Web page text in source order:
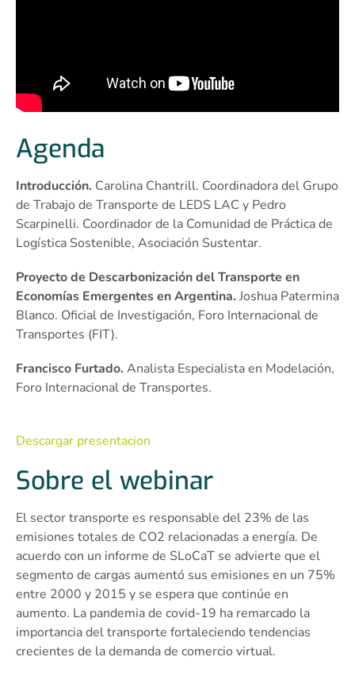
Agenda
Introducción. Carolina Chantrill. Coordinadora del Grupo
de Trabajo de Transporte de LEDS LAC y Pedro
Scarpinelli. Coordinador de la Comunidad de Práctica de
Logística Sostenible, Asociación Sustentar.
Proyecto de Descarbonización del Transporte en
Economías Emergentes en Argentina. Joshua Patermina
Blanco. Oficial de Investigación, Foro Internacional de
Transportes (FIT).
Francisco Furtado. Analista Especialista en Modelación,
Foro Internacional de Transportes.
Descargar presentacion
Sobre el webinar
El sector transporte es responsable del 23% de las
emisiones totales de CO2 relacionadas a energía. De
acuerdo con un informe de SLoCaT se advierte que el
segmento de cargas aumentó sus emisiones en un 75%
entre 2000 y 2015 y se espera que continúe en
aumento. La pandemia de covid-19 ha remarcado la
importancia del transporte fortaleciendo tendencias
crecientes de la demanda de comercio virtual.